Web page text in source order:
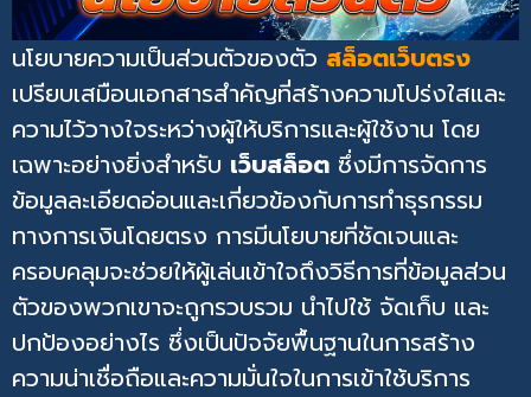
นโยบายความเป็นส่วนตัวของตัว สล็อตเว็บตรง
เปรียบเสมือนเอกสารสำคัญที่สร้างความโปร่งใสและ
ความไว้วางใจระหว่างผู้ให้บริการและผู้ใช้งาน โดย
เฉพาะอย่างยิ่งสำหรับ เว็บสล็อต ซึ่งมีการจัดการ
ข้อมูลละเอียดอ่อนและเกี่ยวข้องกับการทำธุรกรรม
ทางการเงินโดยตรง การมีนโยบายที่ชัดเจนและ
ครอบคลุมจะช่วยให้ผู้เล่นเข้าใจถึงวิธีการที่ข้อมูลส่วน
ตัวของพวกเขาจะถูกรวบรวม นำไปใช้ จัดเก็บ และ
ปกป้องอย่างไร ซึ่งเป็นปัจจัยพื้นฐานในการสร้าง
ความน่าเชื่อถือและความมั่นใจในการเข้าใช้บริการ